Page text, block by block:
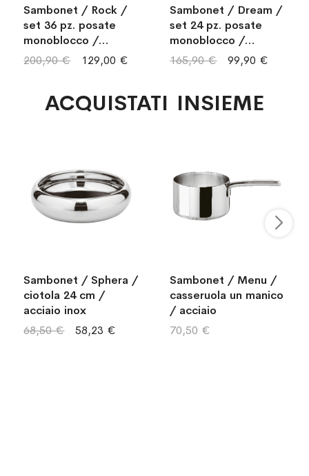
Sambonet / Rock /
set 36 pz. posate
monoblocco /
acciaio inox129,00 €
200,90 €
Sambonet / Dream /
set 24 pz. posate
monoblocco /
acciaio inox99,90 €
165,90 €
ACQUISTATI INSIEME
Sambonet / Sphera /
ciotola 24 cm /
acciaio inox
58,23 €
68,50 €
Sambonet / Menu /
casseruola un manico
/ acciaio
70,50 €